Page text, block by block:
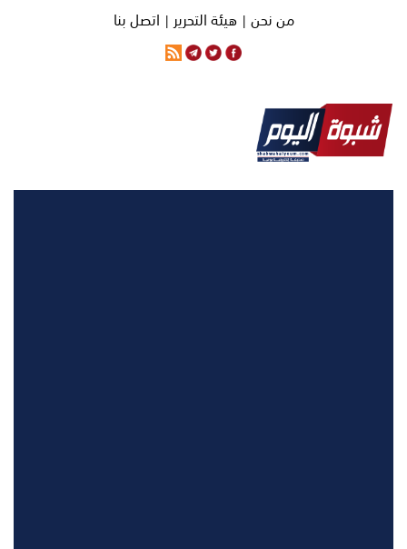
من نحن |هيئة التحرير | اتصل بنا